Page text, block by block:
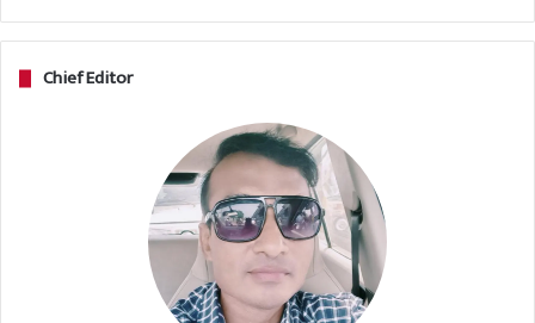
Chief Editor